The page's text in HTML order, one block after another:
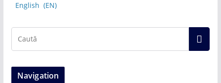
English
EN
Navigation